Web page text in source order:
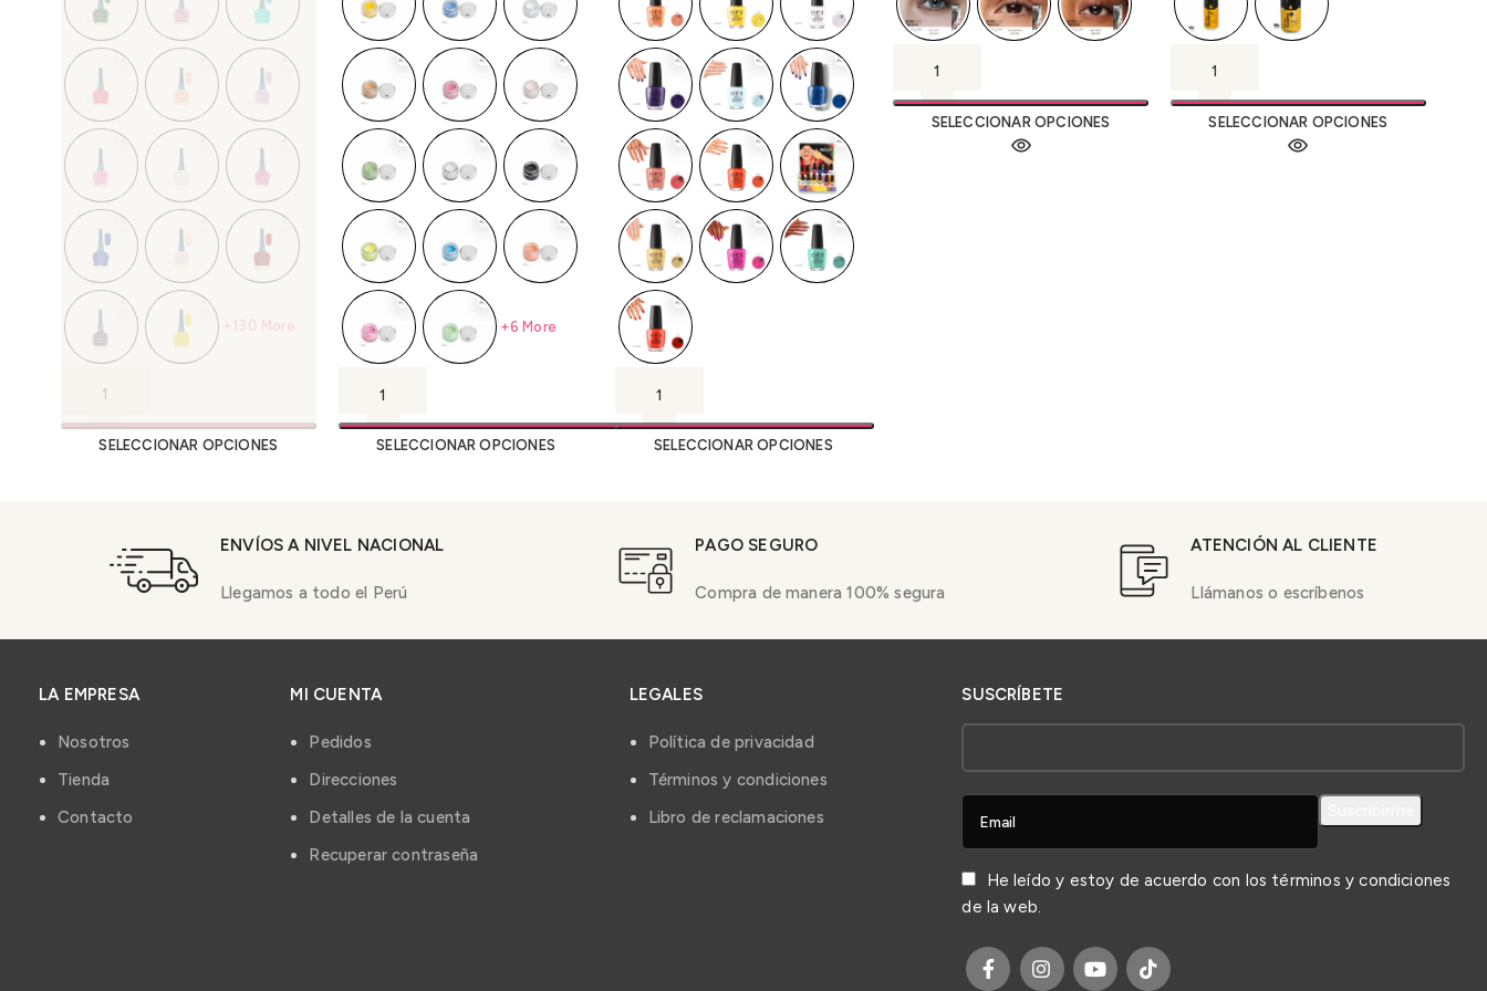
+130 More
SELECCIONAR OPCIONES
+6 More
SELECCIONAR OPCIONES SELECCIONAR OPCIONES
SELECCIONAR OPCIONES SELECCIONAR OPCIONES
ENVÍOS A NIVEL NACIONAL
Llegamos a todo el Perú
PAGO SEGURO
Compra de manera 100% segura
ATENCIÓN AL CLIENTE
Llámanos o escríbenos
LA EMPRESA
Nosotros
Tienda
Contacto
MI CUENTA
Pedidos
Direcciones
Detalles de la cuenta
Recuperar contraseña
LEGALES
Política de privacidad
Términos y condiciones
Libro de reclamaciones
SUSCRÍBETE
He leído y estoy de acuerdo con los términos y condiciones
de la web.